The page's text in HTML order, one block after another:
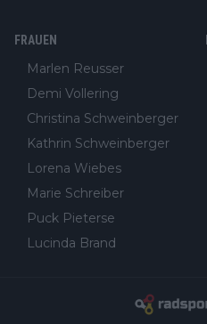
FRAUEN
Marlen Reusser
Demi Vollering
Christina Schweinberger
Kathrin Schweinberger
Lorena Wiebes
Marie Schreiber
Puck Pieterse
Lucinda Brand